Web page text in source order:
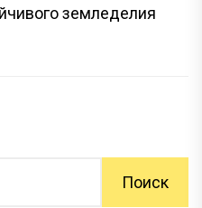
земледелия
Поиск